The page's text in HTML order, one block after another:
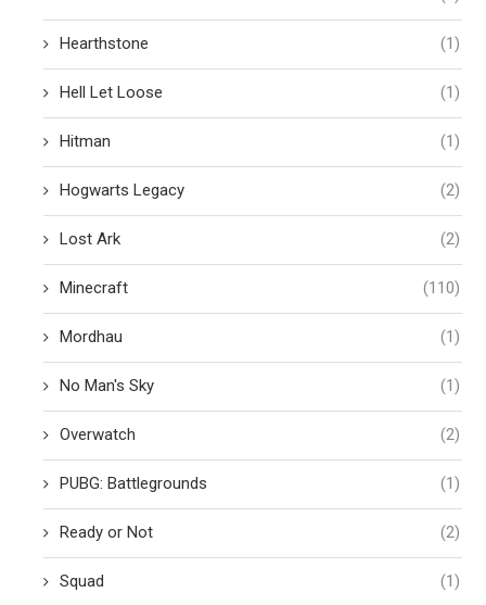
Hearthstone (1)
Hell Let Loose (1)
Hitman (1)
Hogwarts Legacy (2)
Lost Ark (2)
Minecraft (110)
Mordhau (1)
No Man's Sky (1)
Overwatch (2)
PUBG: Battlegrounds (1)
Ready or Not (2)
Squad (1)